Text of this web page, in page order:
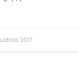
2017